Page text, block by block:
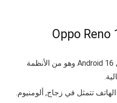
يتوفر هذا الجهاز بنظام تشغيل Android 16 وهو من الأنظمة
تتمثل في زجاج, ألومنيوم.